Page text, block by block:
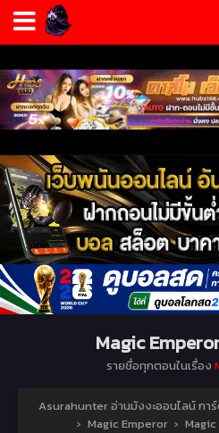
Magic
รายชื่อทุกตอนในเรื่อง
Asurahunter อ่านมังงะออนไลน์ กา
› Magic Emperor ›